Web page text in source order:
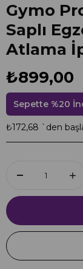
Gymo
Saplı
Atlama
₺899,00
Sepette %20
₺172,68 `den